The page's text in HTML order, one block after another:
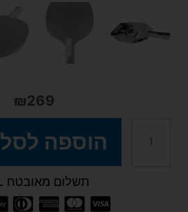
₪269
הוספה לסל
תשלום מאובטח SSL